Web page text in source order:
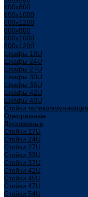
600x800
600х1000
600х1200
800x800
800х1000
800х1200
Шкафы 18U
Шкафы 24U
Шкафы 27U
Шкафы 30U
Шкафы 36U
Шкафы 42U
Шкафы 48U
Стойки
Однорамные
Двухрамные
Стойки 17U
Стойки 24U
Стойки 27U
Стойки 33U
Стойки 37U
Стойки 42U
Стойки 45U
Стойки 47U
Стойки 54U